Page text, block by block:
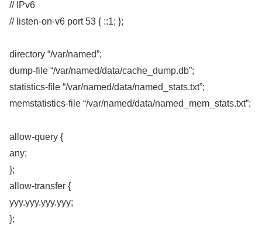
// IPv6
// listen-on-v6 port 53 { ::1; };
directory “/var/named”;
dump-file “/var/named/data/cache_dump.db”;
statistics-file “/var/named/data/named_stats.txt”;
memstatistics-file “/var/named/data/named_mem_stats.txt”;
allow-query {
any;
};
allow-transfer {
yyy.yyy.yyy.yyy;
};